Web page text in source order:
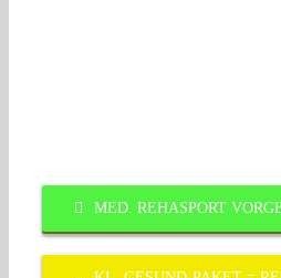
MED. REHASPORT